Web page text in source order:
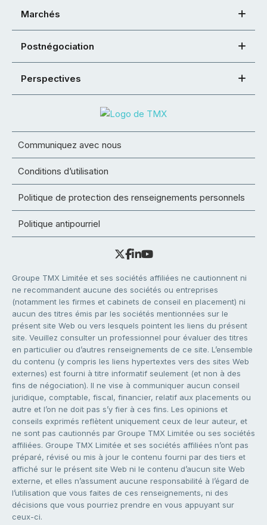
Marchés
Postnégociation
Perspectives
Communiquez avec nous
Conditions d’utilisation
Politique de protection des renseignements personnels
Politique antipourriel
Groupe TMX Limitée et ses sociétés affiliées ne cautionnent ni
ne recommandent aucune des sociétés ou entreprises
(notamment les firmes et cabinets de conseil en placement) ni
aucun des titres émis par les sociétés mentionnées sur le
présent site Web ou vers lesquels pointent les liens du présent
site. Veuillez consulter un professionnel pour évaluer des titres
en particulier ou d’autres renseignements de ce site. L’ensemble
du contenu (y compris les liens hypertextes vers des sites Web
externes) est fourni à titre informatif seulement (et non à des
fins de négociation). Il ne vise à communiquer aucun conseil
juridique, comptable, fiscal, financier, relatif aux placements ou
autre et l’on ne doit pas s’y fier à ces fins. Les opinions et
conseils exprimés reflètent uniquement ceux de leur auteur, et
ne sont pas cautionnés par Groupe TMX Limitée ou ses sociétés
affiliées. Groupe TMX Limitée et ses sociétés affiliées n’ont pas
préparé, révisé ou mis à jour le contenu fourni par des tiers et
affiché sur le présent site Web ni le contenu d’aucun site Web
externe, et elles n’assument aucune responsabilité à l’égard de
l’utilisation que vous faites de ces renseignements, ni des
décisions que vous pourriez prendre en vous appuyant sur
ceux-ci.